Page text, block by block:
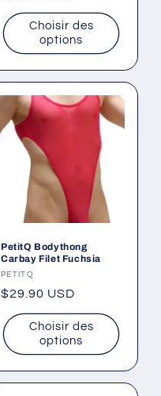
habituel
Choisir des
options
PetitQ Bodythong
Carbay Filet Fuchsia
Fournisseur :
PETITQ
Prix
habituel
$29.90 USD
Choisir des
options